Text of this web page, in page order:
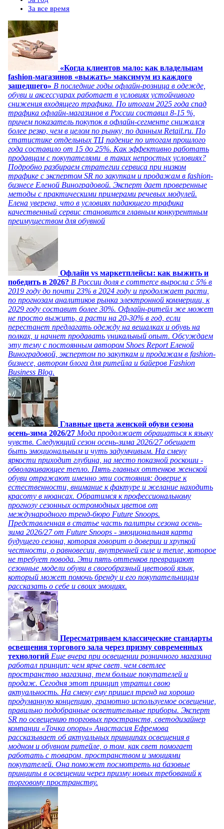
За все время
«Когда клиентов мало: как владельцам
fashion-магазинов «выжать» максимум из каждого
зашедшего» В последние годы офлайн-розница в одежде,
обуви и аксессуарах работает в условиях устойчивого
снижения входящего трафика. По итогам 2025 года спад
трафика офлайн-магазинов в России составил 8-15 %,
причем показатель покупок в офлайн-сегменте снижался
более резко, чем в целом по рынку, по данным Retail.ru. По
статистике отдельных ТЦ падение по итогам прошлого
года составило от 15 до 25%. Как эффективно работать
продавцам с покупателями в таких непростых условиях?
Подробно разбираем стратегии сервиса при низком
трафике с экспертом SR по закупкам и продажам в fashion-
бизнесе Еленой Виноградовой. Эксперт дает проверенные
методы с практическими примерами речевых модулей.
Елена уверена, что в условиях падающего трафика
качественный сервис становится главным конкурентным
преимуществом для обувной
Офлайн vs маркетплейсы: как выжить и
победить в 2026? В России доля e commerce выросла с 5% в
2019 году до почти 23% в 2024 году и продолжает расти,
по прогнозам аналитиков рынка электронной коммерции, к
2029 году составит более 30%. Офлайн-ритейл же может
не просто выжить, а расти на 20-30% в год, если
перестанет предлагать одежду на вешалках и обувь на
полках, и начнет продавать уникальный опыт. Обсуждаем
эту тему с постоянным автором Shoes Report Еленой
Виноградовой, экспертом по закупкам и продажам в fashion-
бизнесе, автором блога для ритейла и байеров Fashion
Business Blog.
Главные цвета женской обуви сезона
осень-зима 2026/27 Мода продолжает обращаться к языку
чувств. Следующий сезон осень-зима 2026/27 обещает
быть эмоциональным и чуть задумчивым. На смену
яркости приходит глубина, на место показной роскоши -
обволакивающее тепло. Пять главных оттенков женской
обуви отражают именно эти состояния: доверие к
естественности, внимание к фактуре и желание находить
красоту в нюансах. Обратимся к профессиональному
прогнозу сезонных остромодных цветов от
международного тренд-бюро Future Snoops.
Представленная в статье часть палитры сезона осень-
зима 2026/27 от Future Snoops - эмоциональная карта
будущего сезона, которая говорит о доверии и хрупкой
честности, о равновесии, внутренней силе и тепле, которое
не требует повода. Эти пять оттенков превращают
сезонные модели обуви в своеобразный цветовой язык,
который может помочь бренду и его покупательницам
рассказать о себе и своих эмоциях.
Пересматриваем классические стандарты
освещения торгового зала через призму современных
технологий Еще вчера при освещении розничного магазина
работал принцип: чем ярче свет, чем светлее
пространство магазина, тем больше покупателей и
продаж. Сегодня этот принцип утратил свою
актуальность. На смену ему пришел тренд на хорошо
продуманную концепцию, грамотно используемое освещение,
правильно подобранные осветительные приборы. Эксперт
SR по освещению торговых пространств, светодизайнер
компании «Точка опоры» Анастасия Ефремова
рассказывает об актуальных принципах освещения в
модном и обувном ритейле, о том, как свет помогает
работать с товаром, пространством и эмоциями
покупателей. Она поможет посмотреть на базовые
принципы в освещении через призму новых требований к
торговому пространству.